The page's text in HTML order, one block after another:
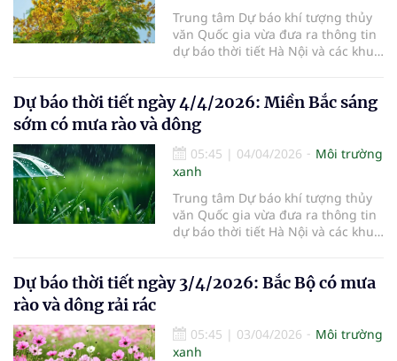
Trung tâm Dự báo khí tượng thủy
văn Quốc gia vừa đưa ra thông tin
dự báo thời tiết Hà Nội và các khu
Dự báo thời tiết ngày 4/4/2026: Miền Bắc sáng
sớm có mưa rào và dông
05:45 | 04/04/2026
Môi trường
xanh
Trung tâm Dự báo khí tượng thủy
văn Quốc gia vừa đưa ra thông tin
dự báo thời tiết Hà Nội và các khu
Dự báo thời tiết ngày 3/4/2026: Bắc Bộ có mưa
rào và dông rải rác
05:45 | 03/04/2026
Môi trường
xanh